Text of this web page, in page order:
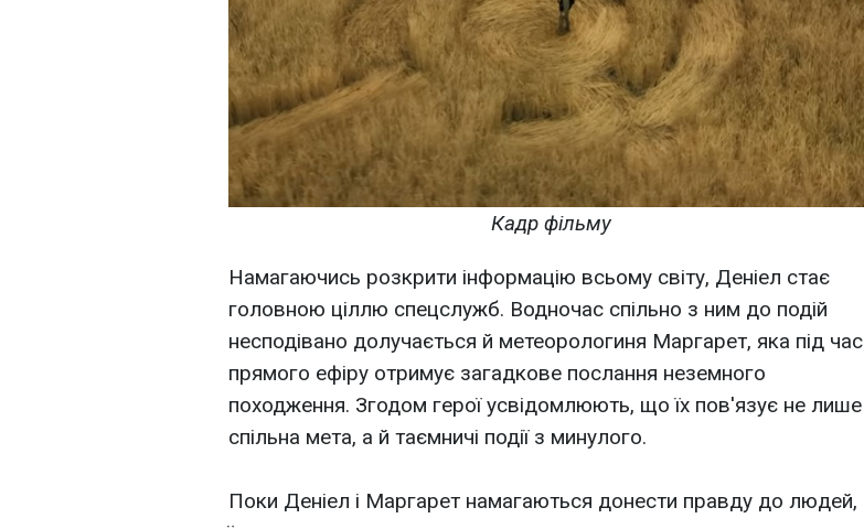
Кадр фільму
Намагаючись розкрити інформацію всьому світу, Деніел стає
головною ціллю спецслужб. Водночас спільно з ним до подій
несподівано долучається й метеорологиня Маргарет, яка під час
прямого ефіру отримує загадкове послання неземного
походження. Згодом герої усвідомлюють, що їх пов'язує не лише
спільна мета, а й таємничі події з минулого.
Поки Деніел і Маргарет намагаються донести правду до людей,